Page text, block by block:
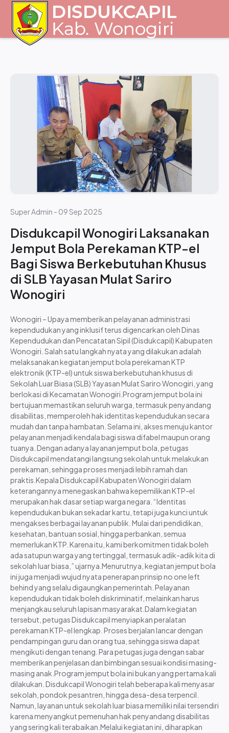
Tugas Pokok dan Fungsi
Moto
Layanan
PPID
Berita
Dokumentasi
F.A.Q
Standar Pelayanan
S.O.P
Maklumat Pelayanan
Daftar Informasi Publik
Laporan Layanan Informasi
Publik
LHKPN
SAKIP
Indeks Kepuasan Masyarakat
Target dan Realisasi Kinerja
Penilaian Kinerja
Laporan Keuangan
Laporan Inventaris Barang
Renstra dan RKT
Super Admin - 09 Sep 2025
Disdukcapil Wonogiri Laksanakan
Jemput Bola Perekaman KTP-el
Bagi Siswa Berkebutuhan Khusus
di SLB Yayasan Mulat Sariro
Wonogiri
Wonogiri – Upaya memberikan pelayanan administrasi
kependudukan yang inklusif terus digencarkan oleh Dinas
Kependudukan dan Pencatatan Sipil (Disdukcapil) Kabupaten
Wonogiri. Salah satu langkah nyata yang dilakukan adalah
melaksanakan kegiatan jemput bola perekaman KTP
elektronik (KTP-el) untuk siswa berkebutuhan khusus di
Sekolah Luar Biasa (SLB) Yayasan Mulat Sariro Wonogiri, yang
berlokasi di Kecamatan Wonogiri.Program jemput bola ini
bertujuan memastikan seluruh warga, termasuk penyandang
disabilitas, memperoleh hak identitas kependudukan secara
mudah dan tanpa hambatan. Selama ini, akses menuju kantor
pelayanan menjadi kendala bagi siswa difabel maupun orang
tuanya. Dengan adanya layanan jemput bola, petugas
Disdukcapil mendatangi langsung sekolah untuk melakukan
perekaman, sehingga proses menjadi lebih ramah dan
praktis.Kepala Disdukcapil Kabupaten Wonogiri dalam
keterangannya menegaskan bahwa kepemilikan KTP-el
merupakan hak dasar setiap warga negara. “Identitas
kependudukan bukan sekadar kartu, tetapi juga kunci untuk
mengakses berbagai layanan publik. Mulai dari pendidikan,
kesehatan, bantuan sosial, hingga perbankan, semua
memerlukan KTP. Karena itu, kami berkomitmen tidak boleh
ada satupun warga yang tertinggal, termasuk adik-adik kita di
sekolah luar biasa,” ujarnya.Menurutnya, kegiatan jemput bola
ini juga menjadi wujud nyata penerapan prinsip no one left
behind yang selalu digaungkan pemerintah. Pelayanan
kependudukan tidak boleh diskriminatif, melainkan harus
menjangkau seluruh lapisan masyarakat.Dalam kegiatan
tersebut, petugas Disdukcapil menyiapkan peralatan
perekaman KTP-el lengkap. Proses berjalan lancar dengan
pendampingan guru dan orang tua, sehingga siswa dapat
mengikuti dengan tenang. Para petugas juga dengan sabar
memberikan penjelasan dan bimbingan sesuai kondisi masing-
masing anak.Program jemput bola ini bukan yang pertama kali
dilakukan. Disdukcapil Wonogiri telah beberapa kali menyasar
sekolah, pondok pesantren, hingga desa-desa terpencil.
Namun, layanan untuk sekolah luar biasa memiliki nilai tersendiri
karena menyangkut pemenuhan hak penyandang disabilitas
yang sering kali terabaikan.Melalui kegiatan ini, diharapkan